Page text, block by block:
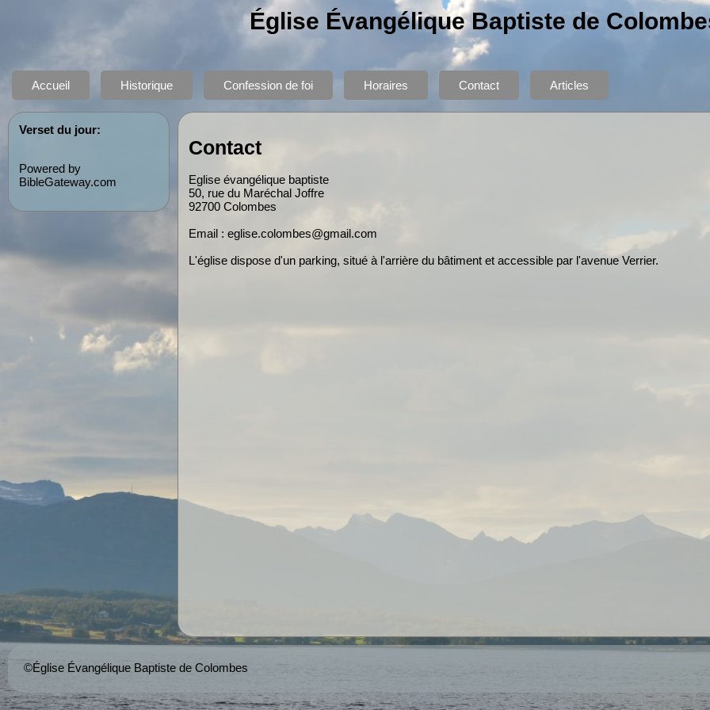
Église Évangélique Baptiste de
Accueil Historique Confession de foi Horaires Contact Articles
Verset du jour:
Powered by
BibleGateway.com
Contact
Eglise évangélique baptiste
50, rue du Maréchal Joffre
92700 Colombes
Email : eglise.colombes@gmail.com
L'église dispose d'un parking, situé à l'arrière du bâtiment et accessible par l'avenue Verrier.
©Église Évangélique Baptiste de Colombes